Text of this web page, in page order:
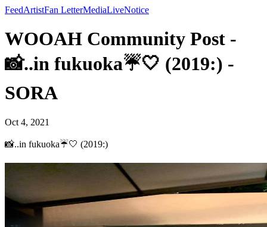
FeedArtistFan LetterMediaLiveNotice
WOOAH Community Post -
📸..in fukuoka☔️🤍 (2019:) -
SORA
Oct 4, 2021
📸..in fukuoka☔️🤍 (2019:)